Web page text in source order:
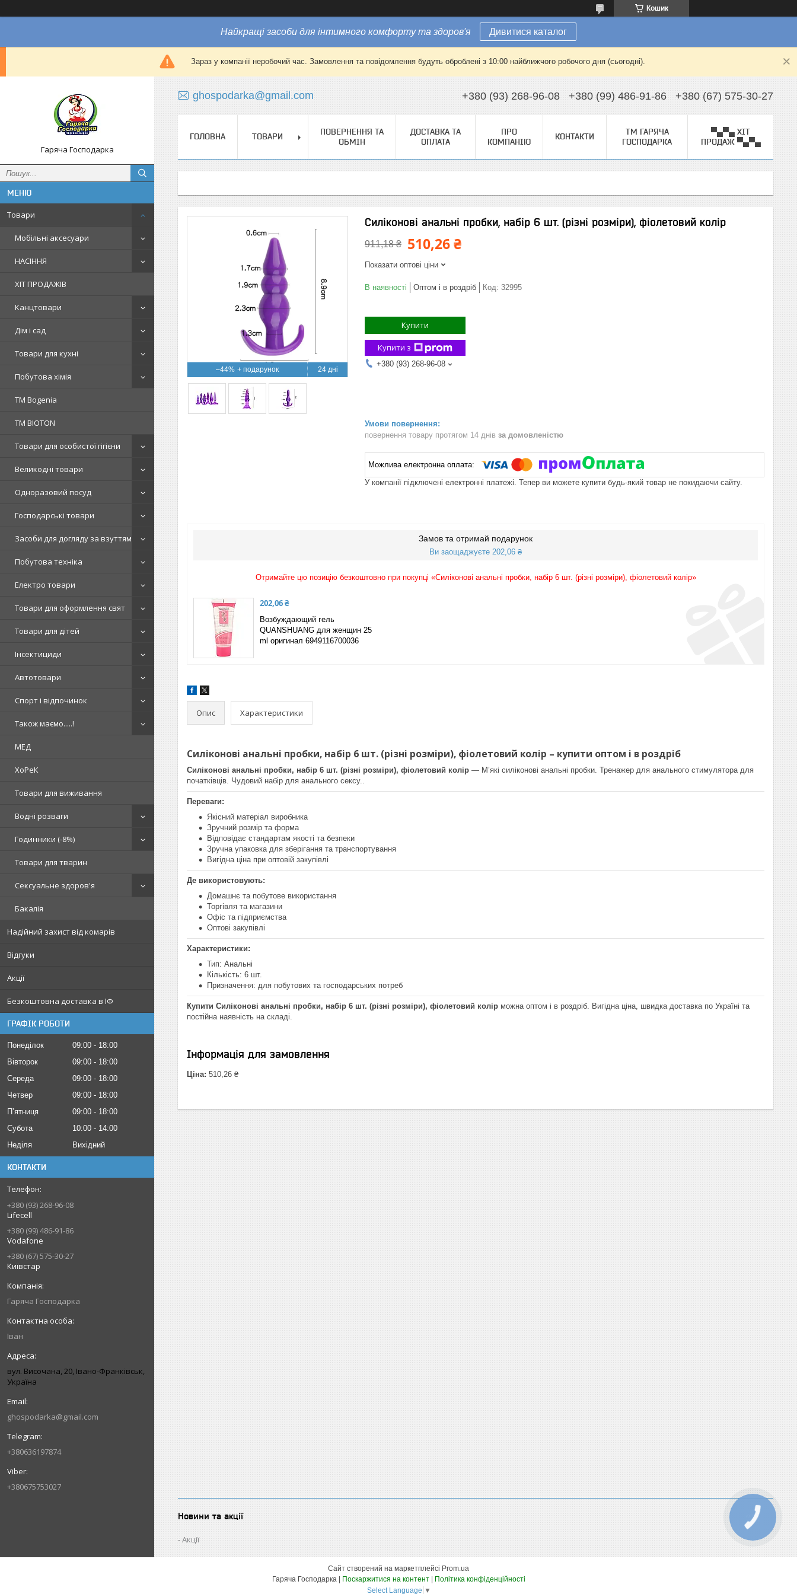
Кошик
Найкращі засоби для інтимного комфорту та здоров'я Дивитися каталог
Зараз у компанії неробочий час. Замовлення та повідомлення будуть оброблені з 10:00 найближчого робочого дня (сьогодні).
Гаряча Господарка
Товари
Мобільні аксесуари
НАСІННЯ
ХІТ ПРОДАЖІВ
Канцтовари
Дім і сад
Товари для кухні
Побутова хімія
ТМ Bogenia
ТМ BIOTON
Товари для особистої гігієни
Великодні товари
Одноразовий посуд
Господарські товари
Засоби для догляду за взуттям
Побутова техніка
Електро товари
Товари для оформлення свят
Товари для дітей
Інсектициди
Автотовари
Спорт і відпочинок
Також маємо.....!
МЕД
ХоРеК
Товари для виживання
Водні розваги
Годинники (-8%)
Товари для тварин
Сексуальне здоров'я
Бакалія
Надійний захист від комарів
Відгуки
Акції
Безкоштовна доставка в ІФ
ГРАФІК РОБОТИ
Понеділок 09:00
18:00
Вівторок
09:00
18:00
Середа
09:00
18:00
Четвер
09:00
18:00
Пʼятниця
09:00
18:00
Субота
10:00
14:00
Неділя
Вихідний
КОНТАКТИ
+380 (93) 268-96-08
Lifecell
+380 (99) 486-91-86
Vodafone
+380 (67) 575-30-27
Київстар
Гаряча Господарка
Іван
вул. Височана, 20, Івано-Франківськ,
Україна
ghospodarka@gmail.com
+380636197874
+380675753027
ghospodarka@gmail.com +380 (93) 268-96-08 +380 (99) 486-91-86 +380 (67) 575-30-27
ГОЛОВНА ТОВАРИ
ПОВЕРНЕННЯ ТА
ОБМІН
ДОСТАВКА ТА
ОПЛАТА
ПРО
КОМПАНІЮ
КОНТАКТИ
ТМ ГАРЯЧА
ГОСПОДАРКА
▀▄▀▄ ХІТ
ПРОДАЖ ▀▄▀▄
–44% 24 дні
Силіконові анальні пробки, набір 6 шт. (різні розміри), фіолетовий колір
911,18 ₴ 510,26 ₴
Показати оптові ціни
В наявності Оптом і в роздріб Код: 32995
Купити
Купити з
+380 (93) 268-96-08
повернення товару протягом 14 днів за домовленістю
У компанії підключені електронні платежі. Тепер ви можете купити будь-який товар не покидаючи сайту.
Замов та отримай подарунок
Ви заощаджуєте 202,06 ₴
Отримайте цю позицію безкоштовно при покупці «Силіконові анальні пробки, набір 6 шт. (різні розміри), фіолетовий колір»
202,06 ₴
Возбуждающий гель
QUANSHUANG для женщин 25
ml оригинал 6949116700036
Опис Характеристики
Силіконові анальні пробки, набір 6 шт. (різні розміри), фіолетовий колір – купити оптом і в роздріб
Силіконові анальні пробки, набір 6 шт. (різні розміри), фіолетовий колір — М’які силіконові анальні пробки. Тренажер для анального стимулятора для
початківців. Чудовий набір для анального сексу..
Переваги:
Якісний матеріал виробника
Зручний розмір та форма
Відповідає стандартам якості та безпеки
Зручна упаковка для зберігання та транспортування
Вигідна ціна при оптовій закупівлі
Де використовують:
Домашнє та побутове використання
Торгівля та магазини
Офіс та підприємства
Оптові закупівлі
Характеристики:
Тип: Анальні
Кількість: 6 шт.
Призначення: для побутових та господарських потреб
Купити Силіконові анальні пробки, набір 6 шт. (різні розміри), фіолетовий колір можна оптом і в роздріб. Вигідна ціна, швидка доставка по Україні та
постійна наявність на складі.
Інформація для замовлення
Ціна: 510,26 ₴
Новини та акції
Акції
Сайт створений на маркетплейсі Prom.ua
Поскаржитися на контент
Політика конфіденційності
Select Language ▼
КНОПКА
ЗВ'ЯЗКУ